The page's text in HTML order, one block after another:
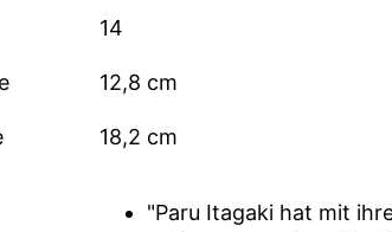
14
12,8 cm
18,2 cm
"Paru Itagaki hat mit